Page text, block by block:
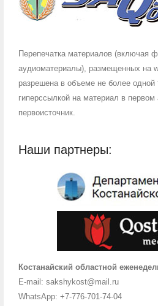
Перепечатка материалов (включая
аудиоматериалы), размещенных на
разрешена в объеме не более одной
гиперссылкой на материал в первом
первоисточник.
Наши партнеры:
Костанайский областной
E-mail: sakshykost@mail.ru
WhatsApp: +7-776-701-74-04